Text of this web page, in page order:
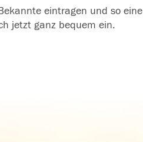
eintragen und so eine
jetzt ganz bequem ein.